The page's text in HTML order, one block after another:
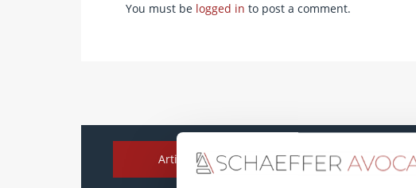
You must be logged in to post a comment.
Artiste-interprète